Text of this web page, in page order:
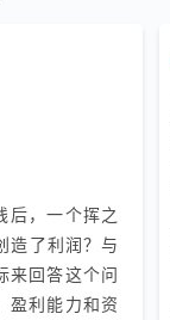
后，一个挥之
造了利润？与
来回答这个问
盈利能力和资